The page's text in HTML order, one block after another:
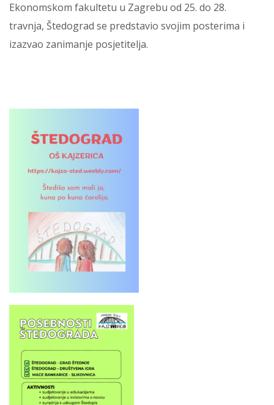
Ekonomskom fakultetu u Zagrebu od 25. do 28.
travnja, Štedograd se predstavio svojim posterima i
izazvao zanimanje posjetitelja.